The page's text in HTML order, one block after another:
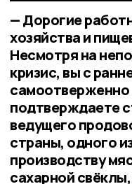
— Дорогие
хозяйства и
Несмотря на
кризис, вы с
самоотверженно
подтверждаете
ведущего
страны, одного
производству
сахарной